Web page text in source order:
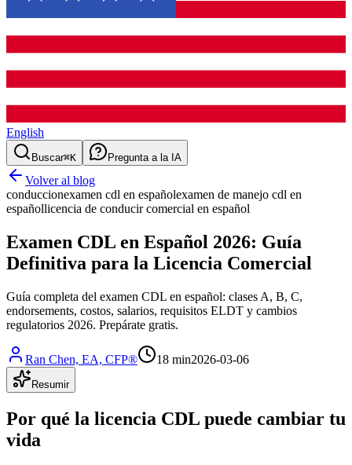
English
Buscar⌘K Pregunta a la IA
Volver al blog
conduccionexamen cdl en españolexamen de manejo cdl en
españollicencia de conducir comercial en español
Examen CDL en Español 2026: Guía
Definitiva para la Licencia Comercial
Guía completa del examen CDL en español: clases A, B, C,
endorsements, costos, salarios, requisitos ELDT y cambios
regulatorios 2026. Prepárate gratis.
Ran Chen, EA, CFP® 18 min2026-03-06
Resumir
Por qué la licencia CDL puede cambiar tu
vida